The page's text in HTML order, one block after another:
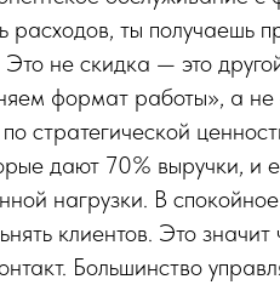
расходов, ты получаешь
не скидка — это
формат работы», а
стратегической
дают 70% выручки, и
нагрузки. В
клиентов. Это
Большинство